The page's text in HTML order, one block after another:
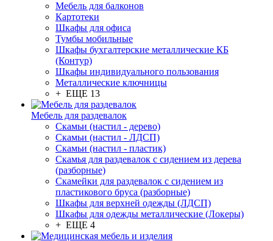
Мебель для балконов
Картотеки
Шкафы для офиса
Тумбы мобильные
Шкафы бухгалтерские металлические КБ
(Контур)
Шкафы индивидуального пользования
Металлические ключницы
+ ЕЩЕ 13
Мебель для раздевалок
Скамьи (настил - дерево)
Скамьи (настил - ЛДСП)
Скамьи (настил - пластик)
Скамья для раздевалок с сидением из дерева
(разборные)
Скамейки для раздевалок с сидением из
пластикового бруса (разборные)
Шкафы для верхней одежды (ЛДСП)
Шкафы для одежды металлические (Локеры)
+ ЕЩЕ 4